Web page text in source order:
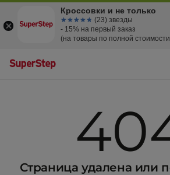
Страница удалена или
Кроссовки и не только
☆☆☆☆☆
★★★★★ (23) звезды
- 15% на первый заказ
(на товары по полной